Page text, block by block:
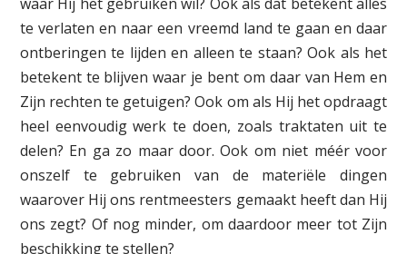
te verlaten en naar een vreemd land te gaan en daar
ontberingen te lijden en alleen te staan? Ook als het
betekent te blijven waar je bent om daar van Hem en
Zijn rechten te getuigen? Ook om als Hij het opdraagt
heel eenvoudig werk te doen, zoals traktaten uit te
delen? En ga zo maar door. Ook om niet méér voor
onszelf te gebruiken van de materiële dingen
waarover Hij ons rentmeesters gemaakt heeft dan Hij
ons zegt? Of nog minder, om daardoor meer tot Zijn
beschikking te stellen?